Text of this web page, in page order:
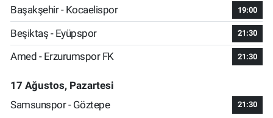
Başakşehir - Kocaelispor
19:00
Beşiktaş - Eyüpspor 21:30
Amed - Erzurumspor FK 21:30
17 Ağustos, Pazartesi
Samsunspor - Göztepe
21:30